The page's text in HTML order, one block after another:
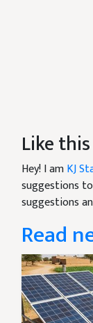
Like
Hey! I amKJ
suggestions
suggestions
Read